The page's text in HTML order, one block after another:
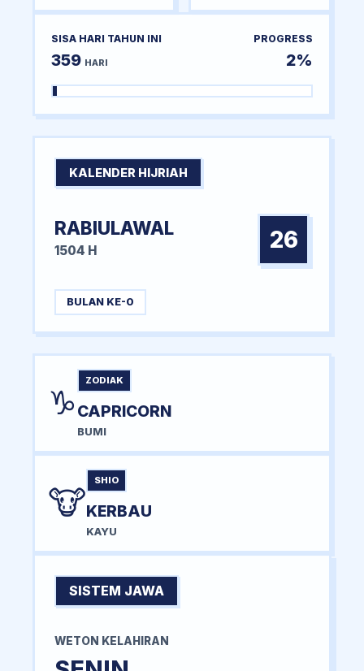
SISA HARI TAHUN INI
359 HARI
PROGRESS
2%
KALENDER HIJRIAH
RABIULAWAL
1504 H 26
BULAN KE-0
♑
ZODIAK
CAPRICORN
BUMI
🐮
SHIO
KERBAU
KAYU
SISTEM JAWA
WETON KELAHIRAN